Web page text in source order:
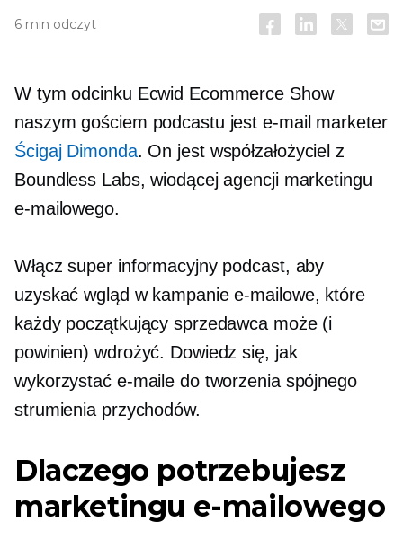
6 min odczyt
W tym odcinku Ecwid Ecommerce Show
naszym gościem podcastu jest e-mail marketer
Ścigaj Dimonda. On jest współzałożyciel z
Boundless Labs, wiodącej agencji marketingu
e-mailowego.
Włącz super informacyjny podcast, aby
uzyskać wgląd w kampanie e-mailowe, które
każdy początkujący sprzedawca może (i
powinien) wdrożyć. Dowiedz się, jak
wykorzystać e-maile do tworzenia spójnego
strumienia przychodów.
Dlaczego potrzebujesz
marketingu e-mailowego